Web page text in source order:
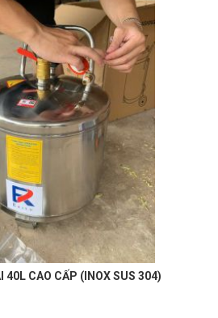
BÌNH BỌT TUYẾT LOẠI 20L (INOX
Thái Nguyên)đã mua sản phẩm
11"/280mm W031081
Thọ) đã mua sản phẩm
KÌM BẤM
W031081
Thái Bình) đã mua sản phẩm
W031081
phố Hồ Chí Minh) purchase KÌM BẤM
W031081
trước)
chất lượng ổn nên mua nha
trước)
tốt, lúc đầu cũng rất ngần ngại và
sau đó lựa chọn bên đây, sản
rất hài lòng, cảm ơn.